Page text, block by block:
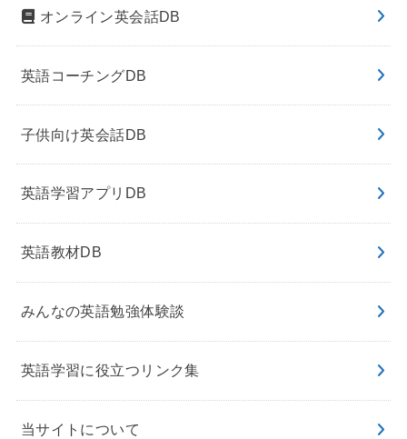
オンライン英会話DB
英語コーチングDB
子供向け英会話DB
英語学習アプリDB
英語教材DB
みんなの英語勉強体験談
英語学習に役立つリンク集
当サイトについて